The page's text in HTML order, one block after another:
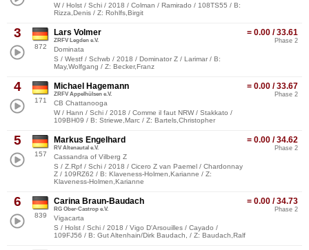
W / Holst / Schi / 2018 / Colman / Ramirado / 108TS55 / B:
Rizza,Denis / Z: Rohlfs,Birgit
3
872
= 0.00 / 33.61
Phase 2
Lars Volmer
ZRFV Legden e.V.
Dominata
S / Westf / Schwb / 2018 / Dominator Z / Larimar / B:
May,Wolfgang / Z: Becker,Franz
4
171
= 0.00 / 33.67
Phase 2
Michael Hagemann
ZRFV Appelhülsen e.V.
CB Chattanooga
W / Hann / Schi / 2018 / Comme il faut NRW / Stakkato /
109BH09 / B: Striewe,Marc / Z: Bartels,Christopher
5
157
= 0.00 / 34.62
Phase 2
Markus Engelhard
RV Altenautal e.V.
Cassandra of Vilberg Z
S / Z.Rpf / Schi / 2018 / Cicero Z van Paemel / Chardonnay
Z / 109RZ62 / B: Klaveness-Holmen,Karianne / Z:
Klaveness-Holmen,Karianne
6
839
= 0.00 / 34.73
Phase 2
Carina Braun-Baudach
RG Ober-Castrop e.V.
Vigacarta
S / Holst / Schi / 2018 / Vigo D'Arsouilles / Cayado /
109FJ56 / B: Gut Altenhain/Dirk Baudach, / Z: Baudach,Ralf